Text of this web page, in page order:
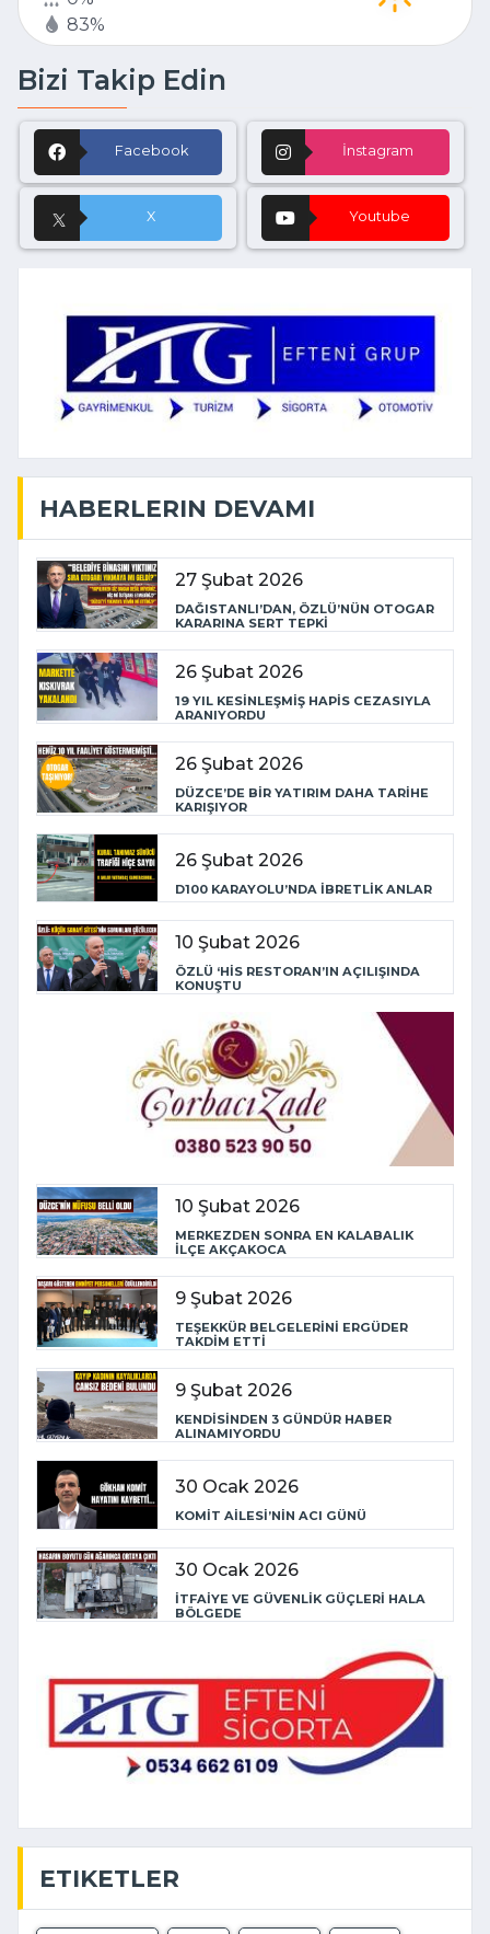
83%
Bizi Takip Edin
Facebook İnstagram
X Youtube
HABERLERIN DEVAMI
27 Şubat 2026
DAĞISTANLI’DAN, ÖZLÜ’NÜN OTOGAR
KARARINA SERT TEPKİ
26 Şubat 2026
19 YIL KESİNLEŞMİŞ HAPİS CEZASIYLA
ARANIYORDU
26 Şubat 2026
DÜZCE’DE BİR YATIRIM DAHA TARİHE
KARIŞIYOR
26 Şubat 2026
D100 KARAYOLU’NDA İBRETLİK ANLAR
10 Şubat 2026
ÖZLÜ ‘HİS RESTORAN’IN AÇILIŞINDA
KONUŞTU
10 Şubat 2026
MERKEZDEN SONRA EN KALABALIK
İLÇE AKÇAKOCA
9 Şubat 2026
TEŞEKKÜR BELGELERİNİ ERGÜDER
TAKDİM ETTİ
9 Şubat 2026
KENDİSİNDEN 3 GÜNDÜR HABER
ALINAMIYORDU
30 Ocak 2026
KOMİT AİLESİ’NİN ACI GÜNÜ
30 Ocak 2026
İTFAİYE VE GÜVENLİK GÜÇLERİ HALA
BÖLGEDE
ETIKETLER